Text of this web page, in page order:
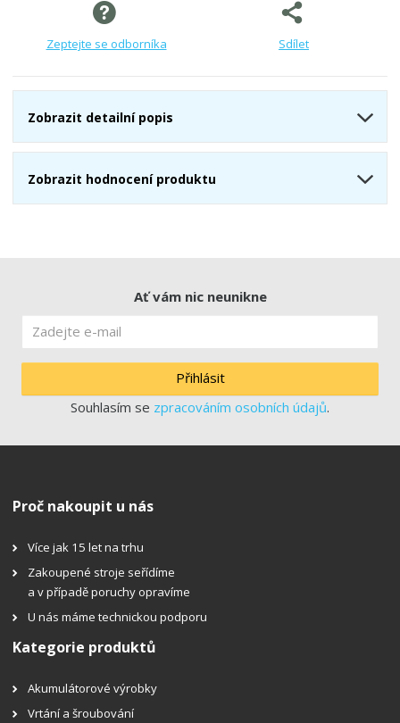
Zeptejte se odborníka Sdílet
Zobrazit detailní popis
Zobrazit hodnocení produktu
Ať vám nic neunikne
Přihlásit
Souhlasím se zpracováním osobních údajů.
Proč nakoupit u nás
Více jak 15 let na trhu
Zakoupené stroje seřídíme
a v případě poruchy opravíme
U nás máme technickou podporu
Kategorie produktů
Akumulátorové výrobky
Vrtání a šroubování